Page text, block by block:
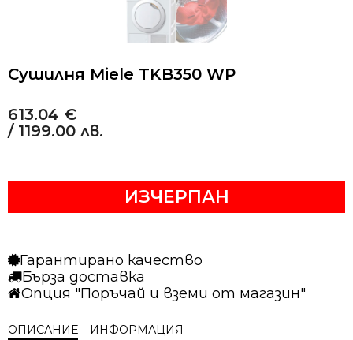
Сушилня Miele TKB350 WP
613.04 €
/ 1199.00 лв.
ИЗЧЕРПАН
Гарантирано качество
Бърза доставка
Опция "Поръчай и вземи от магазин"
ОПИСАНИЕ ИНФОРМАЦИЯ